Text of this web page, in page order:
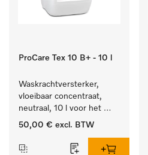
ProCare Tex 10 B+ - 10 l
Waskrachtversterker,
vloeibaar concentraat,
neutraal, 10 l voor het
effectief verwijderen van
50,00 € excl. BTW